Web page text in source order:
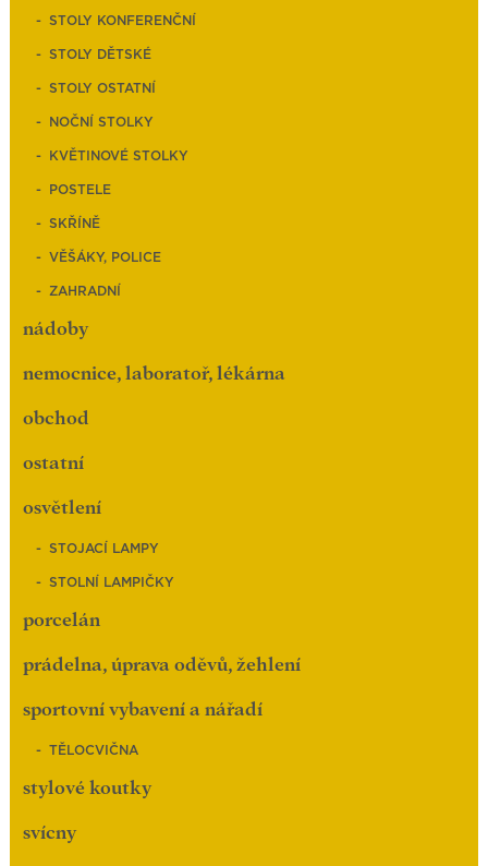
STOLY KONFERENČNÍ
STOLY DĚTSKÉ
STOLY OSTATNÍ
NOČNÍ STOLKY
KVĚTINOVÉ STOLKY
POSTELE
SKŘÍNĚ
VĚŠÁKY, POLICE
ZAHRADNÍ
nádoby
nemocnice, laboratoř, lékárna
obchod
ostatní
osvětlení
STOJACÍ LAMPY
STOLNÍ LAMPIČKY
porcelán
prádelna, úprava oděvů, žehlení
sportovní vybavení a nářadí
TĚLOCVIČNA
stylové koutky
svícny